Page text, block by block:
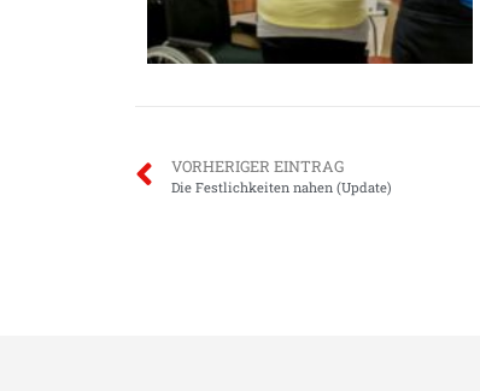
VORHERIGER EINTRAG
Die Festlichkeiten nahen (Update)